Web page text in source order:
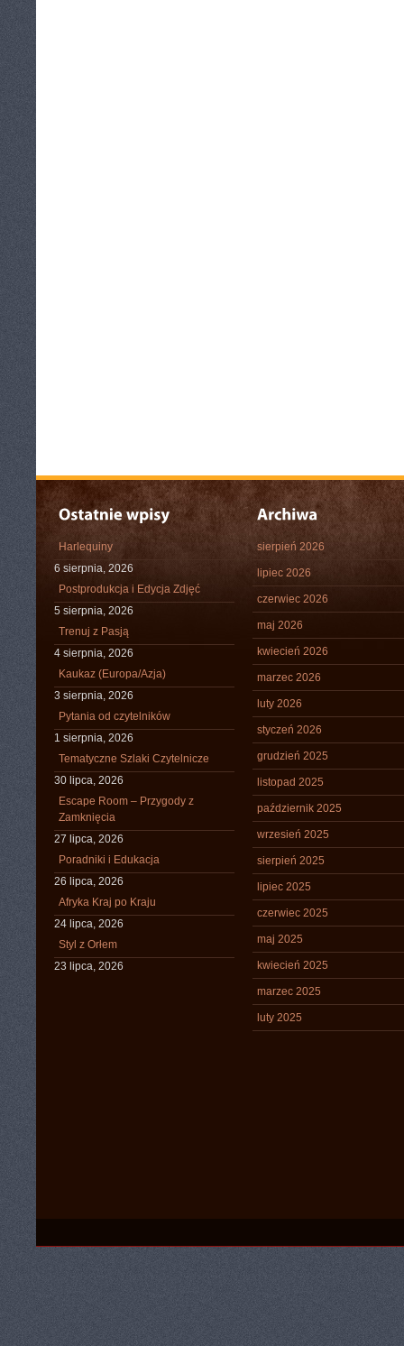
Harlequiny
6 sierpnia, 2026
Postprodukcja i Edycja Zdjęć
5 sierpnia, 2026
Trenuj z Pasją
4 sierpnia, 2026
Kaukaz (Europa/Azja)
3 sierpnia, 2026
Pytania od czytelników
1 sierpnia, 2026
Tematyczne Szlaki Czytelnicze
30 lipca, 2026
Escape Room – Przygody z
Zamknięcia
27 lipca, 2026
Poradniki i Edukacja
26 lipca, 2026
Afryka Kraj po Kraju
24 lipca, 2026
Styl z Orłem
23 lipca, 2026
sierpień 2026
lipiec 2026
czerwiec 2026
maj 2026
kwiecień 2026
marzec 2026
luty 2026
styczeń 2026
grudzień 2025
listopad 2025
październik 2025
wrzesień 2025
sierpień 2025
lipiec 2025
czerwiec 2025
maj 2025
kwiecień 2025
marzec 2025
luty 2025